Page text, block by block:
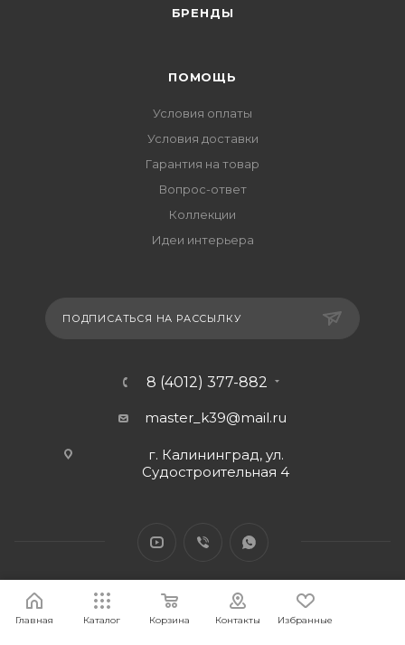
БРЕНДЫ
ПОМОЩЬ
Условия оплаты
Условия доставки
Гарантия на товар
Вопрос-ответ
Коллекции
Идеи интерьера
ПОДПИСАТЬСЯ НА РАССЫЛКУ
8 (4012) 377-882
master_k39@mail.ru
г. Калининград, ул.
Судостроительная 4
Главная Каталог Корзина Контакты Избранные